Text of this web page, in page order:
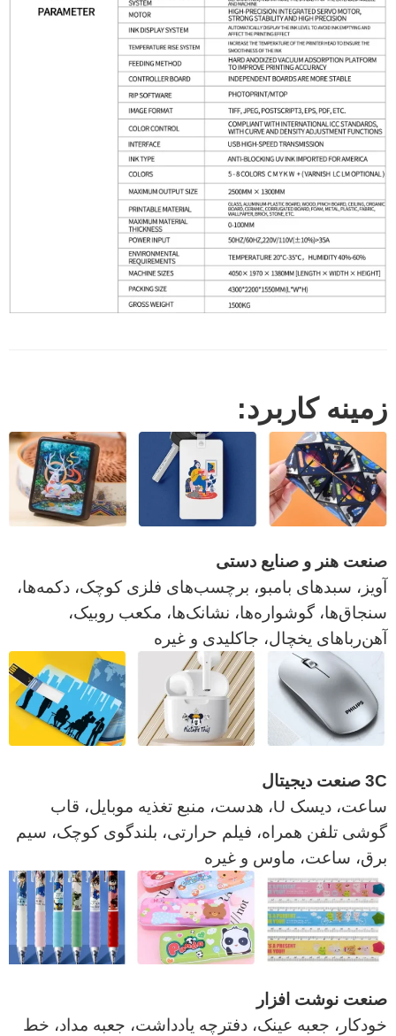
زمینه کاربرد:
صنعت هنر و صنایع دستی
آویز، سبدهای بامبو، برچسب‌های فلزی کوچک، دکمه‌ها،
سنجاق‌ها، گوشواره‌ها، نشانک‌ها، مکعب روبیک،
آهن‌رباهای یخچال، جاکلیدی و غیره
3C صنعت دیجیتال
ساعت، دیسک U، هدست، منبع تغذیه موبایل، قاب
گوشی تلفن همراه، فیلم حرارتی، بلندگوی کوچک، سیم
برق، ساعت، ماوس و غیره
صنعت نوشت افزار
خودکار، جعبه عینک، دفترچه یادداشت، جعبه مداد، خط